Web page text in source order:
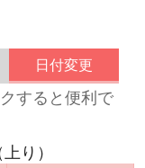
日付変更
すると便利で
り）